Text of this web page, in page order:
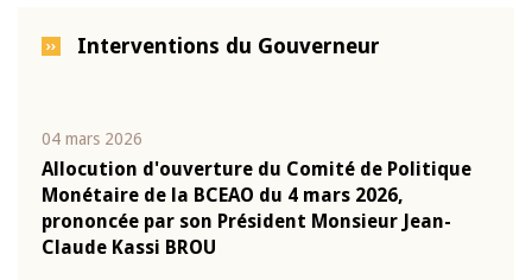
Interventions du Gouverneur
04 mars 2026
Allocution d'ouverture du Comité de Politique
Monétaire de la BCEAO du 4 mars 2026,
prononcée par son Président Monsieur Jean-
Claude Kassi BROU